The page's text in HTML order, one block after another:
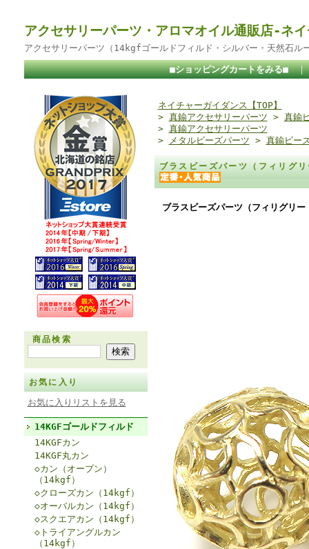
アクセサリーパーツ・アロマオイル通販店-ネ
アクセサリーパーツ（14kgfゴールドフィルド・シルバー・天然石ル
■ショッピングカートをみる■
商品検索
お気に入り
お気に入りリストを見る
14KGFゴールドフィルド
14KGFカン
14KGF丸カン
◇カン（オープン）
（14kgf）
◇クローズカン（14kgf）
◇オーバルカン（14kgf）
◇スクエアカン（14kgf）
◇トライアングルカン
（14kgf）
ネイチャーガイダンス【TOP】
> 真鍮アクセサリーパーツ > 真鍮
> 真鍮アクセサリーパーツ
>
メタルビーズパーツ > 真鍮ビー
ブラスビーズパーツ（フィリグ
ブラスビーズパーツ（フィリグリ